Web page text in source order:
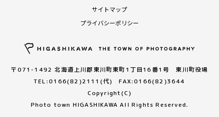
サイトマップ
プライバシーポリシー
〒071-1492 北海道上川郡東川町東町1丁目16番1号 東川町役場
TEL:0166(82)2111(代) FAX:0166(82)3644
Copyright(C)
Photo town HIGASHIKAWA All Rights Reserved.